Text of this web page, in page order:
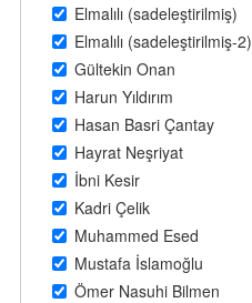
Elmalılı (sadeleştirilmiş)
Elmalılı (sadeleştirilmiş-2)
Gültekin Onan
Harun Yıldırım
Hasan Basri Çantay
Hayrat Neşriyat
İbni Kesir
Kadri Çelik
Muhammed Esed
Mustafa İslamoğlu
Ömer Nasuhi Bilmen